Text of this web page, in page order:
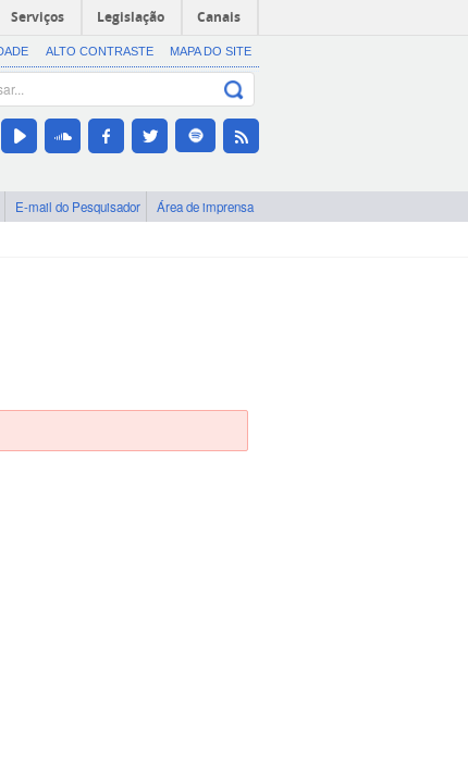
Serviços Legislação Canais
ALTO CONTRASTE MAPA DO SITE
E-mail do Pesquisador Área de imprensa